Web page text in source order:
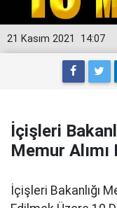
14:07
21 Kasım 2021
İçişleri
Memur Alımı
İçişleri Bakanlığı